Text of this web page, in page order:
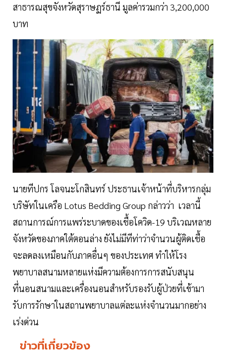
สาธารณสุขจังหวัดสุราษฏร์ธานี มูลค่ารวมกว่า 3,200,000
บาท
นายทีปกร โลจนะโกสินทร์ ประธานเจ้าหน้าที่บริหารกลุ่ม
บริษัทในเครือ Lotus Bedding Group กล่าวว่า เวลานี้
สถานการณ์การแพร่ระบาดของเชื้อโควิด-19 บริเวณหลาย
จังหวัดของภาคใต้ตอนล่าง ยังไม่มีทีท่าว่าจำนวนผู้ติดเชื้อ
จะลดลงเหมือนกับภาคอื่นๆ ของประเทศ ทำให้โรง
พยาบาลสนามหลายแห่งมีความต้องการการสนับสนุน
ที่นอนสนามและเครื่องนอนสำหรับรองรับผู้ป่วยที่เข้ามา
รับการรักษาในสถานพยาบาลแต่ละแห่งจำนวนมากอย่าง
เร่งด่วน
ข่าวที่เกี่ยวข้อง